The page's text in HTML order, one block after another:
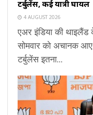
टर्बुलेंस, कई यात्री घायल
4 AUGUST 2026
एअर इंडिया की
सोमवार को अचानक
टर्बुलेंस इतना...